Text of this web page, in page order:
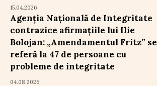
15.04.2026
Agenția Națională de Integritate
contrazice afirmațiile lui Ilie
Bolojan: „Amendamentul Fritz” se
referă la 47 de persoane cu
probleme de integritate
04.08.2026